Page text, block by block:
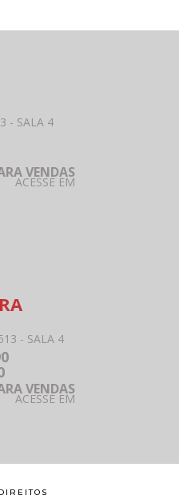
- SALA 4
VENDAS
ACESSE EM
- SALA 4
VENDAS
ACESSE EM